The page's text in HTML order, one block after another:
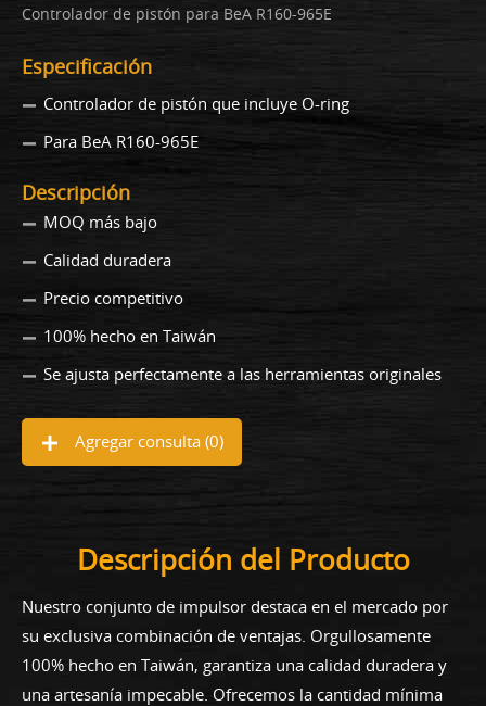
Controlador de pistón para BeA R160-965E
Especificación
Controlador de pistón que incluye O-ring
Para BeA R160-965E
Descripción
MOQ más bajo
Calidad duradera
Precio competitivo
100% hecho en Taiwán
Se ajusta perfectamente a las herramientas originales
Agregar consulta (0)
Descripción del Producto
Nuestro conjunto de impulsor destaca en el mercado por
su exclusiva combinación de ventajas. Orgullosamente
100% hecho en Taiwán, garantiza una calidad duradera y
una artesanía impecable. Ofrecemos la cantidad mínima